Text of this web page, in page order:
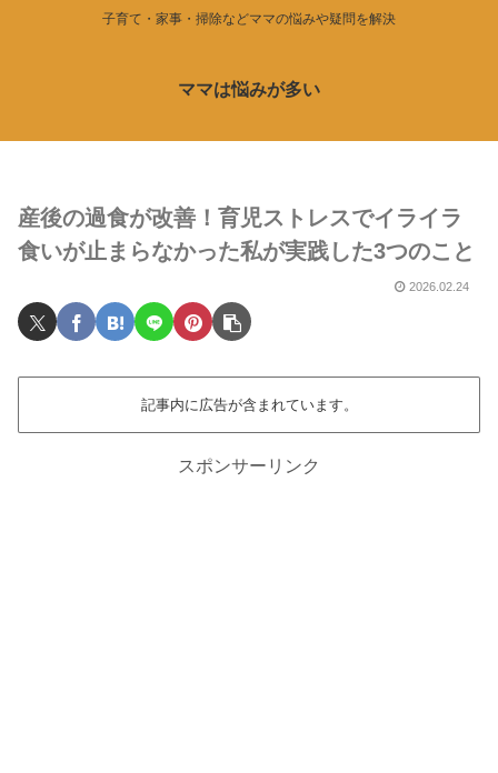
子育て・家事・掃除などママの悩みや疑問を解決
ママは悩みが多い
産後の過食が改善！育児ストレスでイライラ
食いが止まらなかった私が実践した3つのこと
2026.02.24
記事内に広告が含まれています。
スポンサーリンク